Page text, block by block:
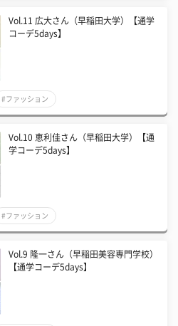
Vol.11 広大さん（早稲田大学）【通学
コーデ5days】
#ファッション
Vol.10 恵利佳さん（早稲田大学）【通
学コーデ5days】
#ファッション
Vol.9 隆一さん（早稲田美容専門学校）
【通学コーデ5days】